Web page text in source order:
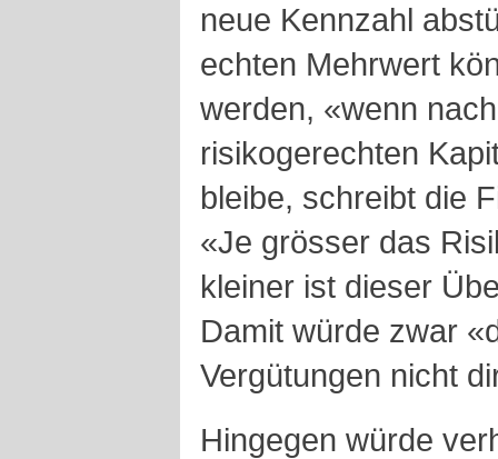
neue Kennzahl
echten Mehrwert
werden, «wenn
risikogerechten
bleibe, schreibt die
«Je grösser das
kleiner ist dieser
Damit würde zwar
Vergütungen nicht
Hingegen würde